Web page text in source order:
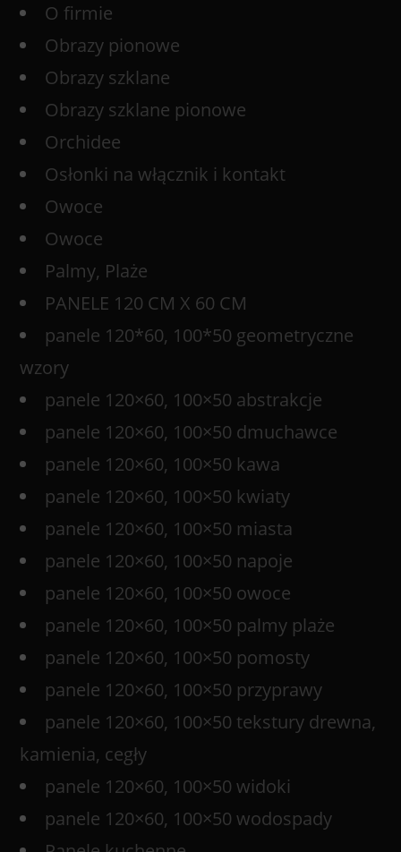
O firmie
Obrazy pionowe
Obrazy szklane
Obrazy szklane pionowe
Orchidee
Osłonki na włącznik i kontakt
Owoce
Owoce
Palmy, Plaże
PANELE 120 CM X 60 CM
panele 120*60, 100*50 geometryczne
wzory
panele 120×60, 100×50 abstrakcje
panele 120×60, 100×50 dmuchawce
panele 120×60, 100×50 kawa
panele 120×60, 100×50 kwiaty
panele 120×60, 100×50 miasta
panele 120×60, 100×50 napoje
panele 120×60, 100×50 owoce
panele 120×60, 100×50 palmy plaże
panele 120×60, 100×50 pomosty
panele 120×60, 100×50 przyprawy
panele 120×60, 100×50 tekstury drewna,
kamienia, cegły
panele 120×60, 100×50 widoki
panele 120×60, 100×50 wodospady